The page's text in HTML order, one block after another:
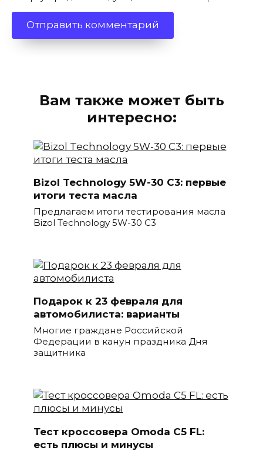
Вам также может быть
интересно:
Bizol Technology 5W-30 C3: первые
итоги теста масла
Предлагаем итоги тестирования масла
Bizol Technology 5W-30 C3
Подарок к 23 февраля для
автомобилиста: варианты
Многие граждане Российской
Федерации в канун праздника Дня
защитника
Тест кроссовера Omoda C5 FL:
есть плюсы и минусы